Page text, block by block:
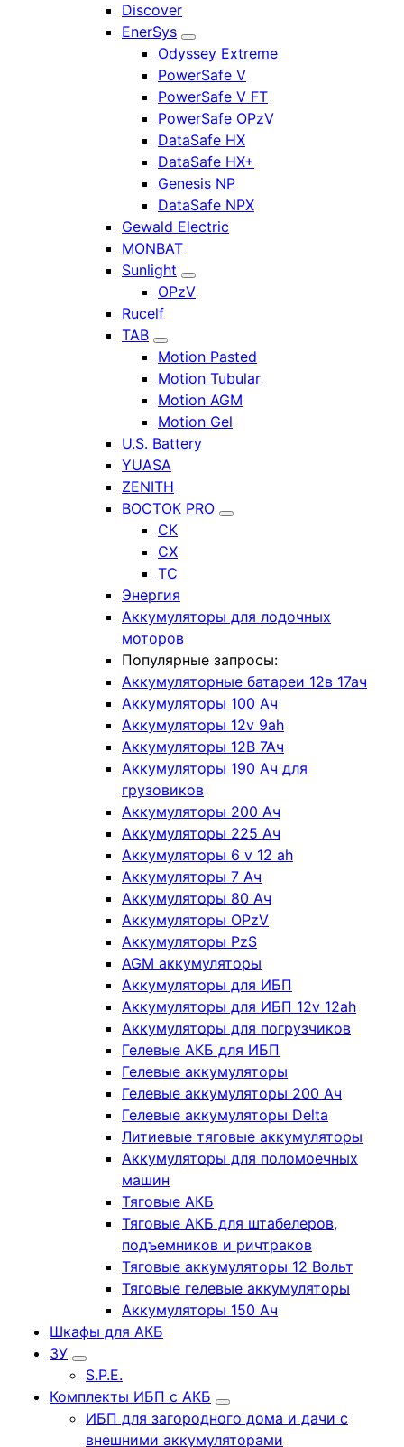
Discover
EnerSys
Odyssey Extreme
PowerSafe V
PowerSafe V FT
PowerSafe OPzV
DataSafe HX
DataSafe HX+
Genesis NP
DataSafe NPX
Gewald Electric
MONBAT
Sunlight
OPzV
Rucelf
TAB
Motion Pasted
Motion Tubular
Motion AGM
Motion Gel
U.S. Battery
YUASA
ZENITH
ВОСТОК PRO
СК
СХ
ТС
Энергия
Аккумуляторы для лодочных
моторов
Популярные запросы:
Аккумуляторные батареи 12в 17ач
Аккумуляторы 100 Ач
Аккумуляторы 12v 9ah
Аккумуляторы 12В 7Ач
Аккумуляторы 190 Ач для
грузовиков
Аккумуляторы 200 Ач
Аккумуляторы 225 Ач
Аккумуляторы 6 v 12 ah
Аккумуляторы 7 Ач
Аккумуляторы 80 Ач
Аккумуляторы OPzV
Аккумуляторы PzS
AGM аккумуляторы
Аккумуляторы для ИБП
Аккумуляторы для ИБП 12v 12ah
Аккумуляторы для погрузчиков
Гелевые АКБ для ИБП
Гелевые аккумуляторы
Гелевые аккумуляторы 200 Ач
Гелевые аккумуляторы Delta
Литиевые тяговые аккумуляторы
Аккумуляторы для поломоечных
машин
Тяговые АКБ
Тяговые АКБ для штабелеров,
подъемников и ричтраков
Тяговые аккумуляторы 12 Вольт
Тяговые гелевые аккумуляторы
Аккумуляторы 150 Ач
Шкафы для АКБ
ЗУ
S.P.E.
Комплекты ИБП с АКБ
ИБП для загородного дома и дачи с
внешними аккумуляторами